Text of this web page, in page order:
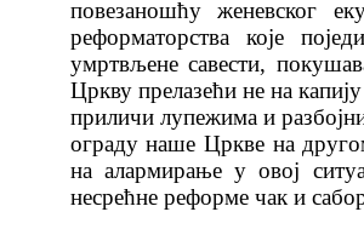
повезаношћу женевског
реформаторства које
умртвљене савести,
Цркву прелазећи не на
приличи лупежима и
ограду наше Цркве на
на алармирање у овој
несрећне реформе чак и